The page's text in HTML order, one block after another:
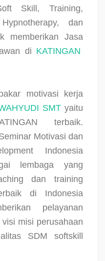
Skill, Training,
dan
memberikan Jasa
di KATINGAN
motivasi kerja
SMT yaitu
terbaik.
Motivasi dan
Indonesia
lembaga yang
dan training
di Indonesia
pelayanan
misi perusahaan
SDM softskill